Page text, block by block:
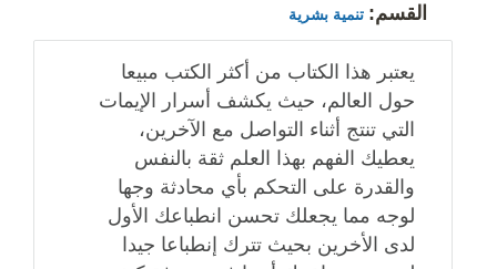
القسم: تنمية بشرية
يعتبر هذا الكتاب من أكثر الكتب مبيعا
حول العالم، حيث يكشف أسرار الإيمات
التي تنتج أثناء التواصل مع الآخرين،
يعطيك الفهم بهذا العلم ثقة بالنفس
والقدرة على التحكم بأي محادثة وجها
لوجه مما يجعلك تحسن انطباعك اﻷول
لدى اﻷخرين بحيث تترك إنطباعا جيدا